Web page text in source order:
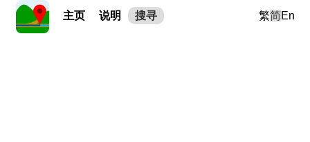
主页 说明 搜寻 繁简En